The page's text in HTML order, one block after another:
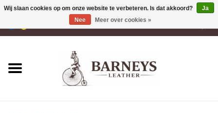
Portemonnees
Wij slaan cookies op om onze website te verbeteren. Is dat akkoord?
Ja
Nee
Meer over cookies »